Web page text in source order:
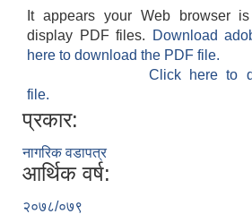
It appears your Web browser
display PDF files.
Download
here to download the PDF file.
Click here to
file.
प्रकार:
नागरिक वडापत्र
आर्थिक वर्ष:
२०७८/०७९